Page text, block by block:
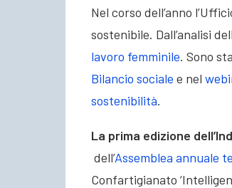
Nel corso dell’anno
sostenibile. Dall’analisi
lavoro femminile. Sono
Bilancio sociale e nel
sostenibilità.
La prima edizione
dell’Assemblea annuale
Confartigianato